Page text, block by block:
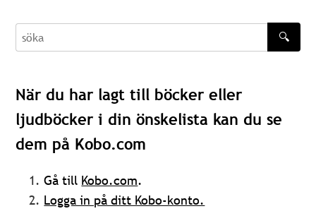
söka
🔍
När du har lagt till böcker eller
ljudböcker i din önskelista kan du se
dem på Kobo.com
Gå till Kobo.com.
Logga in på ditt Kobo-konto.